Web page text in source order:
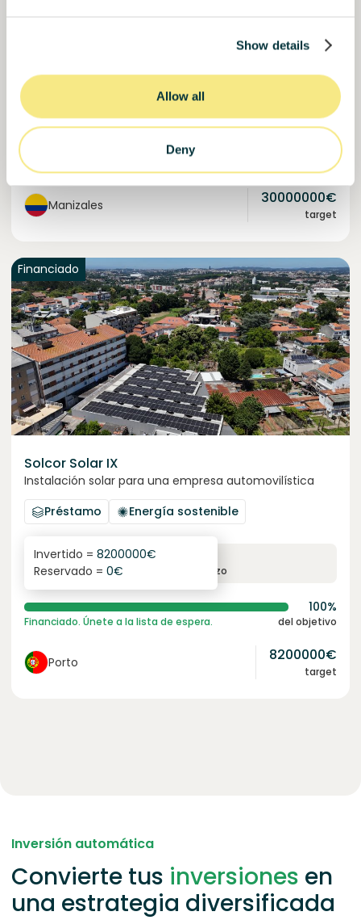
Show details
Allow all
Deny
Sistemas agroalimentarios
interés anual
6
€
Reservado = 0€
Ya más de la mitad financiado. No te lo pierdas. del objetivo
Manizales 30000000€
target
Financiado
Solcor Solar IX
Instalación solar para una empresa automovilística
Préstamo
Energía sostenible
6.1%
interés anual plazo
Invertido = 8200000€
Reservado = 0€
100%
Financiado. Únete a la lista de espera. del objetivo
Porto 8200000€
target
Inversión automática
Convierte tus inversiones en
una estrategia diversificada